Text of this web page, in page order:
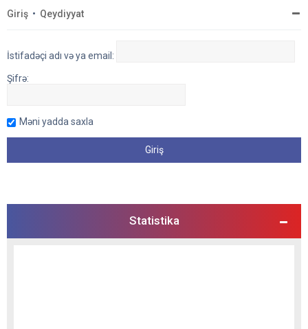
Giriş • Qeydiyyat
İstifadəçi adı və ya email:
Şifrə:
Məni yadda saxla
Statistika